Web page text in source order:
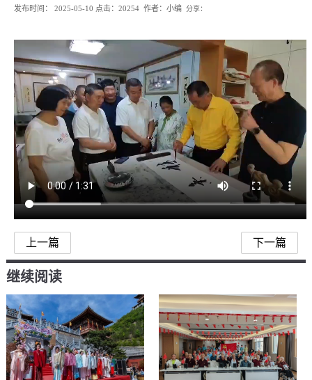
发布时间： 2025-05-10 点击： 20254 作者：小编 分享：
上一篇 下一篇
继续阅读